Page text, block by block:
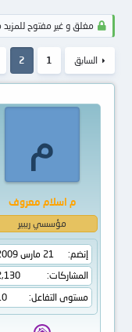
مغلق و غير مفتوح للمزيد
السابق 1
2
م
م اسلام معروف
مؤسسي ريبير
إنضم
21 مارس 2009
المشاركات
مستوى التفاعل